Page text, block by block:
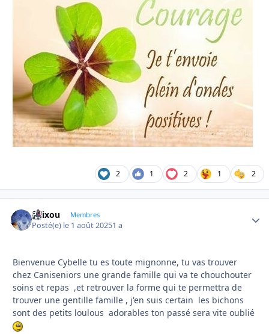
2 1 2 1 2
felixou Membres
Posté(e) le 1 août 20251 a
Bienvenue Cybelle tu es toute mignonne, tu vas trouver
chez Caniseniors une grande famille qui va te chouchouter
soins et repas ,et retrouver la forme qui te permettra de
trouver une gentille famille , j'en suis certain les bichons
sont des petits loulous adorables ton passé sera vite oublié